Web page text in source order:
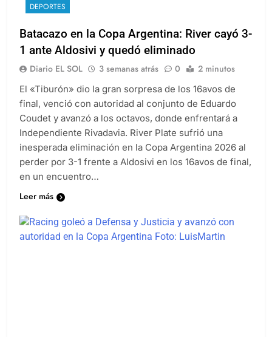
DEPORTES
Batacazo en la Copa Argentina: River cayó 3-
1 ante Aldosivi y quedó eliminado
Diario EL SOL 3 semanas atrás 0 2 minutos
El «Tiburón» dio la gran sorpresa de los 16avos de
final, venció con autoridad al conjunto de Eduardo
Coudet y avanzó a los octavos, donde enfrentará a
Independiente Rivadavia. River Plate sufrió una
inesperada eliminación en la Copa Argentina 2026 al
perder por 3-1 frente a Aldosivi en los 16avos de final,
en un encuentro…
Leer más